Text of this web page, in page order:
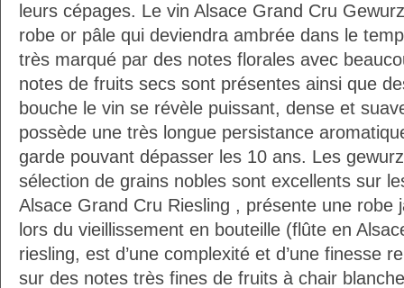
leurs cépages. Le vin Alsace Grand Cru
robe or pâle qui deviendra ambrée dans le
très marqué par des notes florales avec
notes de fruits secs sont présentes ainsi que
bouche le vin se révèle puissant, dense et
possède une très longue persistance
garde pouvant dépasser les 10 ans. Les
sélection de grains nobles sont excellents sur
Alsace Grand Cru Riesling , présente une robe
lors du vieillissement en bouteille (flûte en
riesling, est d’une complexité et d’une finesse
sur des notes très fines de fruits à chair